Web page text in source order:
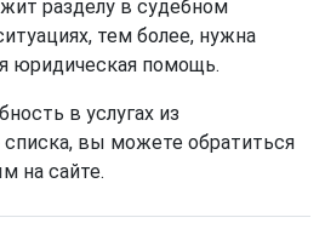
разделу в судебном
тем более, нужна
юридическая помощь.
в услугах из
вы можете обратиться
на сайте.